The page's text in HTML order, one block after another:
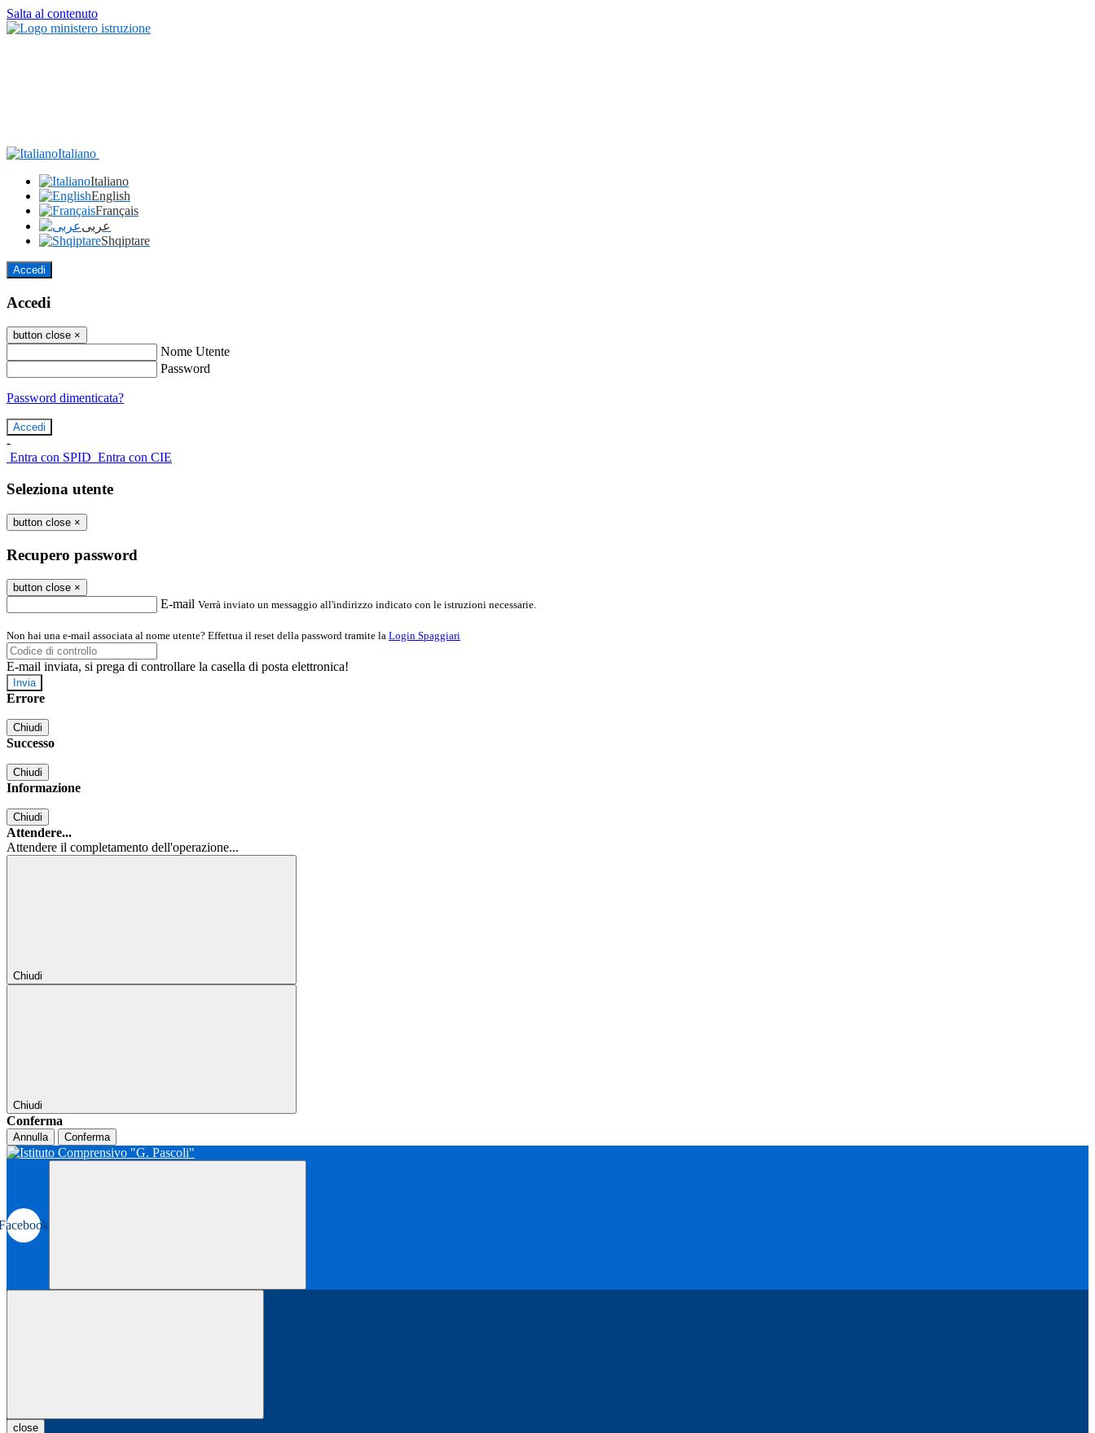
Salta al contenuto
Italiano
Italiano
English
Français
عربى
Shqiptare
Accedi
Accedi
button close ×
Nome Utente
Password
Password dimenticata?
-
Entra con SPID Entra con CIE
Seleziona utente
button close ×
Recupero password
button close ×
E-mail Verrà inviato un messaggio all'indirizzo indicato con le istruzioni necessarie.
Non hai una e-mail associata al nome utente? Effettua il reset della password tramite la Login Spaggiari
E-mail inviata, si prega di controllare la casella di posta elettronica!
Errore
Chiudi
Successo
Chiudi
Informazione
Chiudi
Attendere...
Attendere il completamento dell'operazione...
Chiudi
Chiudi
Conferma
Annulla Conferma
close